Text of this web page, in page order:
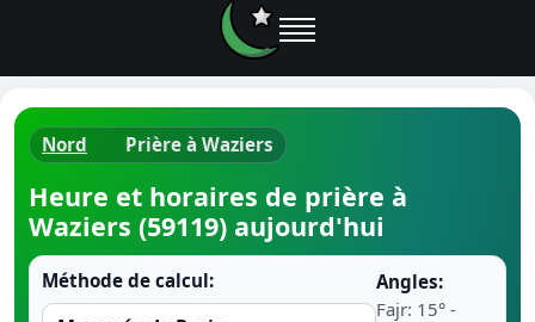
Ramadan
Nord Prière à Waziers
Heure et horaires de prière à
Waziers (59119) aujourd'hui
Méthode de calcul:
Angles:
Fajr: 15° -